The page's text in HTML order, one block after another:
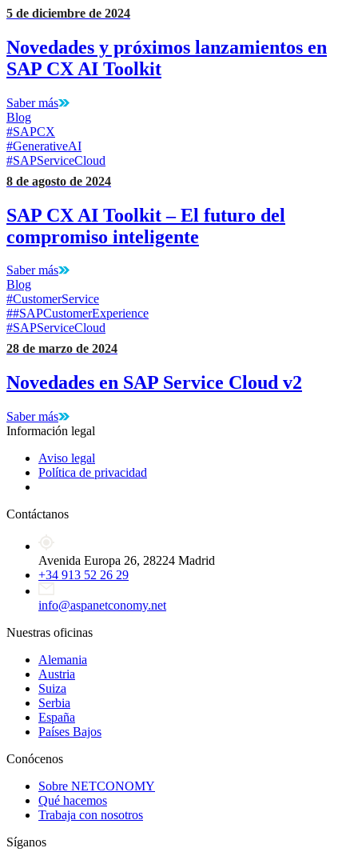
5 de diciembre de 2024
Novedades y próximos lanzamientos en
SAP CX AI Toolkit
Saber más
Blog
#SAPCX
#GenerativeAI
#SAPServiceCloud
8 de agosto de 2024
SAP CX AI Toolkit – El futuro del
compromiso inteligente
Saber más
Blog
#CustomerService
##SAPCustomerExperience
#SAPServiceCloud
28 de marzo de 2024
Novedades en SAP Service Cloud v2
Saber más
Información legal
Aviso legal
Política de privacidad
Contáctanos
Avenida Europa 26, 28224 Madrid
+34 913 52 26 29
info@aspanetconomy.net
Nuestras oficinas
Alemania
Austria
Suiza
Serbia
España
Países Bajos
Conócenos
Sobre NETCONOMY
Qué hacemos
Trabaja con nosotros
Síganos